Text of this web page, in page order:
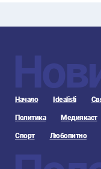
Начало Idealisti
Политика Медиякаст
Спорт Любопитно